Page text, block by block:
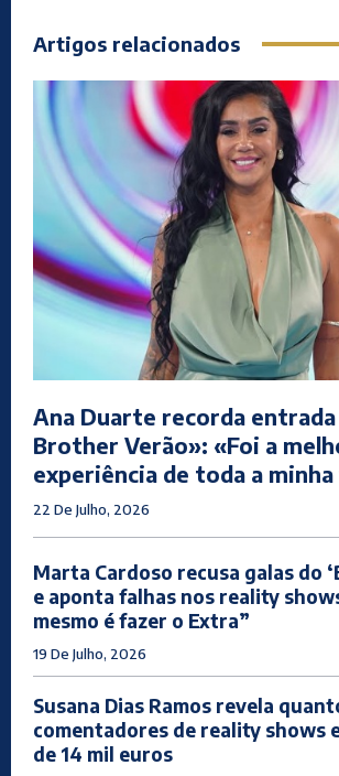
Artigos relacionados
Ana Duarte recorda
Brother Verão»: «Foi a
experiência de toda a
22 De Julho, 2026
Marta Cardoso recusa galas do
e aponta falhas nos reality
mesmo é fazer o Extra”
19 De Julho, 2026
Susana Dias Ramos revela
comentadores de reality shows
de 14 mil euros